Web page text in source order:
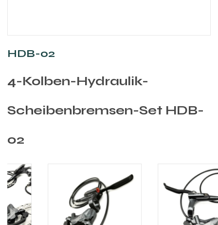
HDB-02
4-Kolben-Hydraulik-
Scheibenbremsen-Set HDB-
02